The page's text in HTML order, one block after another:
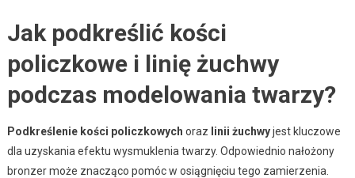
Jak podkreślić kości
policzkowe i linię żuchwy
podczas modelowania twarzy?
Podkreślenie kości policzkowych oraz linii żuchwyjest kluczowe
dla uzyskania efektu wysmuklenia twarzy. Odpowiednio nałożony
bronzer może znacząco pomóc w osiągnięciu tego zamierzenia.